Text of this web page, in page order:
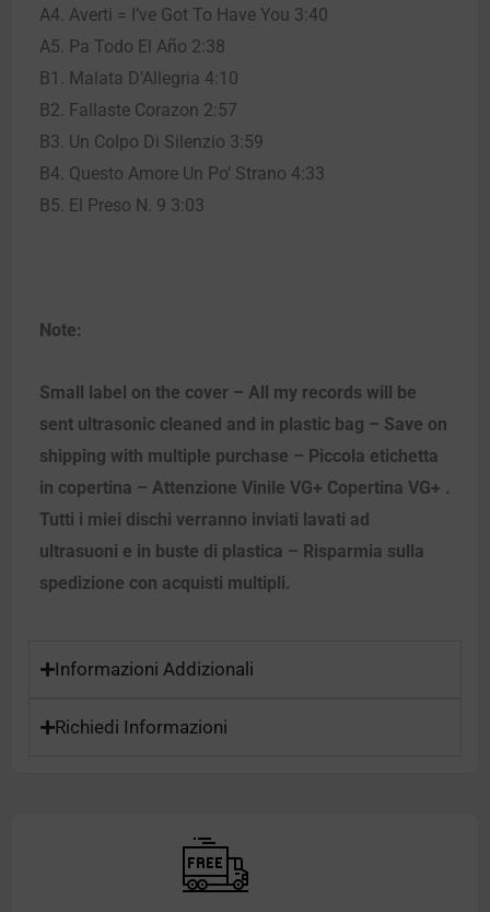
A4. Averti = I’ve Got To Have You 3:40
A5. Pa Todo El Año 2:38
B1. Malata D’Allegria 4:10
B2. Fallaste Corazon 2:57
B3. Un Colpo Di Silenzio 3:59
B4. Questo Amore Un Po’ Strano 4:33
B5. El Preso N. 9 3:03
Note:
Small label on the cover – All my records will be
sent ultrasonic cleaned and in plastic bag – Save on
shipping with multiple purchase – Piccola etichetta
in copertina – Attenzione Vinile VG+ Copertina VG+ .
Tutti i miei dischi verranno inviati lavati ad
ultrasuoni e in buste di plastica – Risparmia sulla
spedizione con acquisti multipli.
Informazioni Addizionali
Richiedi Informazioni